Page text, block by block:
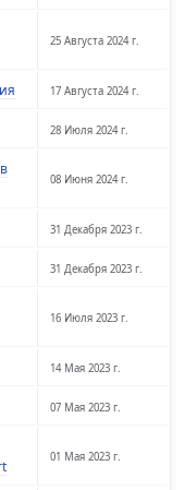
25 Августа 2024 г.
17 Августа 2024 г.
28 Июля 2024 г.
08 Июня 2024 г.
31 Декабря 2023 г.
31 Декабря 2023 г.
16 Июля 2023 г.
14 Мая 2023 г.
07 Мая 2023 г.
01 Мая 2023 г.